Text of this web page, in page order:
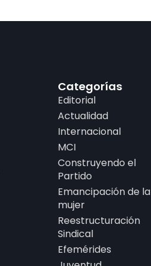
Categorías
Editorial
Actualidad
Internacional
MCI
Construyendo el
Partido
Emancipación de la
mujer
Reestructuración
Sindical
Efemérides